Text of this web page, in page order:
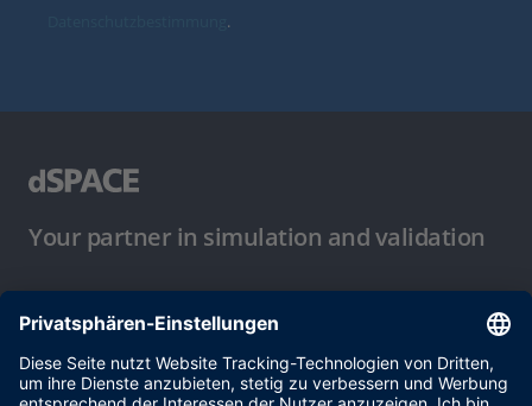
.
Your partner in simulation and validation
Datenschutzbestimmung